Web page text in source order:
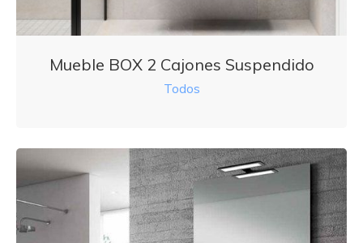
Mueble BOX 2 Cajones Suspendido
Todos